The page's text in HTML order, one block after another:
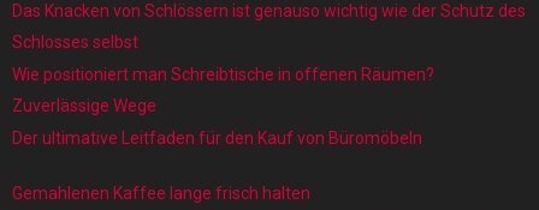
Das Knacken von Schlössern ist genauso wichtig wie der Schutz des
Schlosses selbst
Wie positioniert man Schreibtische in offenen Räumen?
Zuverlässige Wege
Der ultimative Leitfaden für den Kauf von Büromöbeln
Gemahlenen Kaffee lange frisch halten